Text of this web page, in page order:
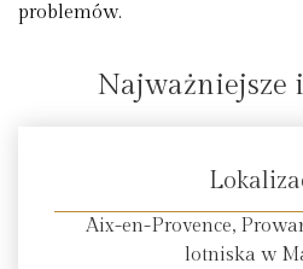
problemów.
Najważniejsze
Aix-en-Provence,
lotniska w